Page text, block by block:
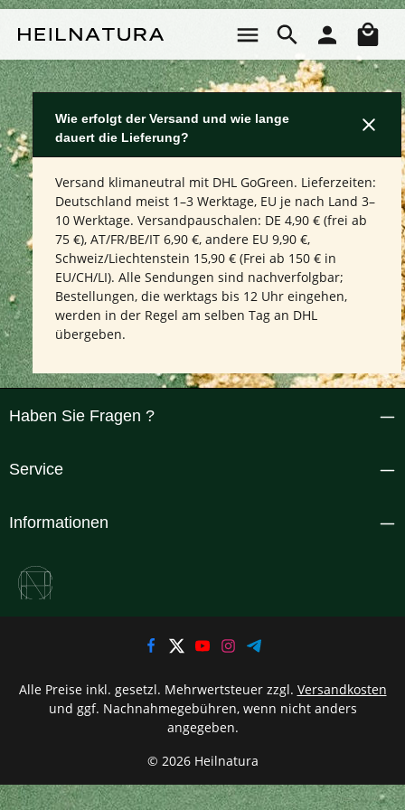
Wie erfolgt der Versand und wie lange
dauert die Lieferung?
Versand klimaneutral mit DHL GoGreen. Lieferzeiten:
Deutschland meist 1–3 Werktage, EU je nach Land 3–
10 Werktage. Versandpauschalen: DE 4,90 € (frei ab
75 €), AT/FR/BE/IT 6,90 €, andere EU 9,90 €,
Schweiz/Liechtenstein 15,90 € (Frei ab 150 € in
EU/CH/LI). Alle Sendungen sind nachverfolgbar;
Bestellungen, die werktags bis 12 Uhr eingehen,
werden in der Regel am selben Tag an DHL
übergeben.
Haben Sie Fragen ?
Service
Informationen
© 2026 Heilnatura
Alle Preise inkl. gesetzl. Mehrwertsteuer zzgl. Versandkosten
und ggf. Nachnahmegebühren, wenn nicht anders
angegeben.